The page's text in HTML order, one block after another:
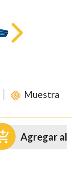
Muestra
Agregar al